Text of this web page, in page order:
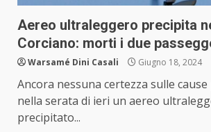
Aereo ultraleggero precipita
Corciano: morti i due
Warsamé Dini Casali Giugno 18, 2024
Ancora nessuna certezza sulle
nella serata di ieri un aereo
precipitato...